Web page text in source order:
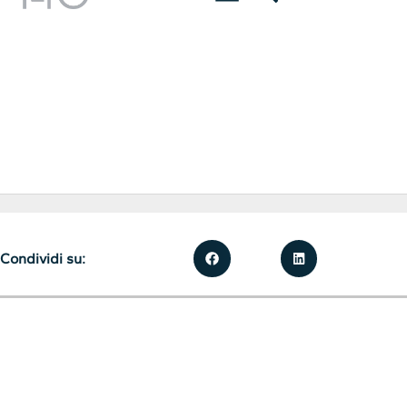
Condividi su: